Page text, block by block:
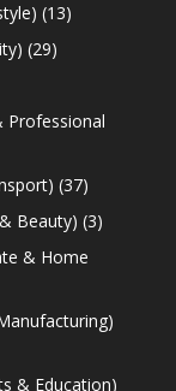
(13)
(29)
Professional
(37)
Beauty) (3)
& Home
& Education)